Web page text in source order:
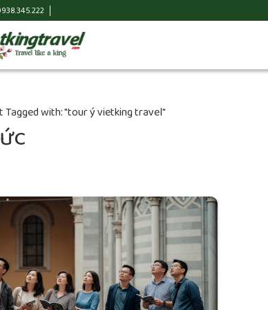
Tagged with: "tour ý vietking travel"